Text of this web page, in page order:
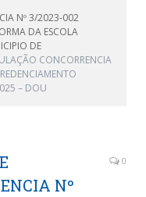
Nº 3/2023-002
DA ESCOLA
DE
CONCORRENCIA
– DOU
Nº
0